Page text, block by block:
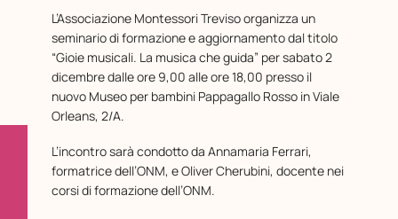
L’Associazione Montessori Treviso organizza un
seminario di formazione e aggiornamento dal titolo
“Gioie musicali. La musica che guida” per sabato 2
dicembre dalle ore 9,00 alle ore 18,00 presso il
nuovo Museo per bambini Pappagallo Rosso in Viale
Orleans, 2/A.
L’incontro sarà condotto da Annamaria Ferrari,
formatrice dell’ONM, e Oliver Cherubini, docente nei
corsi di formazione dell’ONM.